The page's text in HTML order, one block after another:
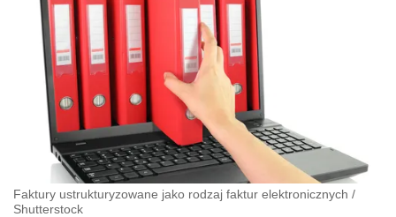
Faktury ustrukturyzowane jako rodzaj faktur elektronicznych /
Shutterstock